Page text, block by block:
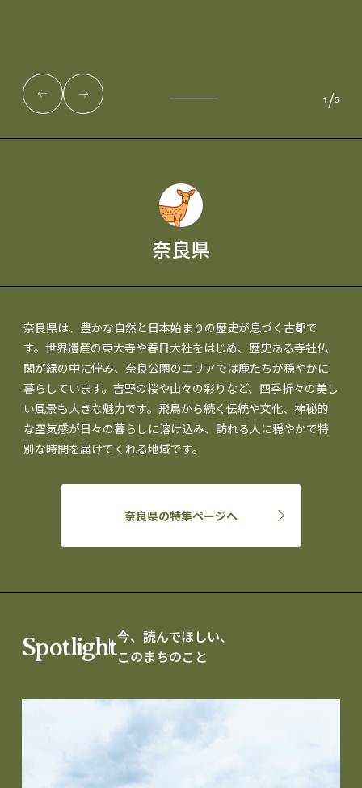
奈良県
奈良県は、豊かな自然と日本始まりの歴史が息づく古都で
す。世界遺産の東大寺や春日大社をはじめ、歴史ある寺社仏
閣が緑の中に佇み、奈良公園のエリアでは鹿たちが穏やかに
暮らしています。吉野の桜や山々の彩りなど、四季折々の美し
い風景も大きな魅力です。飛鳥から続く伝統や文化、神秘的
な空気感が日々の暮らしに溶け込み、訪れる人に穏やかで特
別な時間を届けてくれる地域です。
奈良県の特集ページへ
1 /5
Spotlight今、読んでほしい、
このまちのこと